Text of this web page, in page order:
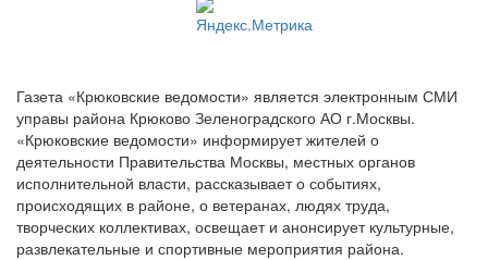
Газета «Крюковские ведомости» является электронным СМИ
управы района Крюково Зеленоградского АО г.Москвы.
«Крюковские ведомости» информирует жителей о
деятельности Правительства Москвы, местных органов
исполнительной власти, рассказывает о событиях,
происходящих в районе, о ветеранах, людях труда,
творческих коллективах, освещает и анонсирует культурные,
развлекательные и спортивные мероприятия района.